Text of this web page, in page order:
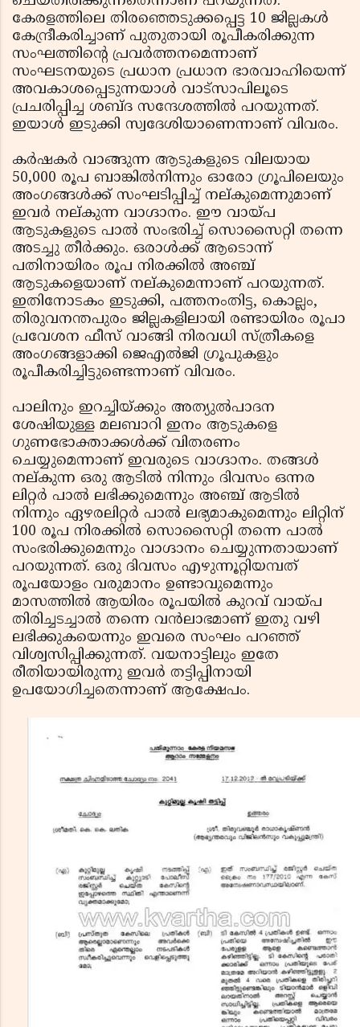
കേരളത്തിലെ തിരഞ്ഞെടുക്കപ്പെട്ട 10 ജില്ലകള്‍
കേന്ദ്രീകരിച്ചാണ് പുതുതായി രൂപീകരിക്കുന്ന
സംഘത്തിന്റെ പ്രവര്‍ത്തനമെന്നാണ്
സംഘടനയുടെ പ്രധാന പ്രധാന ഭാരവാഹിയെന്ന്
അവകാശപ്പെടുന്നയാള്‍ വാട്‌സാപിലൂടെ
പ്രചരിപ്പിച്ച ശബ്ദ സന്ദേശത്തില്‍ പറയുന്നത്.
ഇയാള്‍ ഇടുക്കി സ്വദേശിയാണെന്നാണ് വിവരം.
കര്‍ഷകര്‍ വാങ്ങുന്ന ആടുകളുടെ വിലയായ
50,000 രൂപ ബാങ്കില്‍നിന്നും ഓരോ ഗ്രൂപിലെയും
അംഗങ്ങള്‍ക്ക് സംഘടിപ്പിച്ച് നല്കുമെന്നുമാണ്
ഇവര്‍ നല്കുന്ന വാഗ്ദാനം. ഈ വായ്പ
ആടുകളുടെ പാല്‍ സംഭരിച്ച് സൊസൈറ്റി തന്നെ
അടച്ചു തീര്‍ക്കും. ഒരാള്‍ക്ക് ആടൊന്ന്
പതിനായിരം രൂപ നിരക്കില്‍ അഞ്ച്
ആടുകളെയാണ് നല്കുമെന്നാണ് പറയുന്നത്.
ഇതിനോടകം ഇടുക്കി, പത്തനംതിട്ട, കൊല്ലം,
തിരുവനന്തപുരം ജില്ലകളിലായി രണ്ടായിരം രൂപാ
പ്രവേശന ഫീസ് വാങ്ങി നിരവധി സ്ത്രീകളെ
അംഗങ്ങളാക്കി ജെഎല്‍ജി ഗ്രൂപുകളും
രൂപീകരിച്ചിട്ടുണ്ടെന്നാണ് വിവരം.
പാലിനും ഇറച്ചിയ്ക്കും അത്യുല്‍പാദന
ശേഷിയുള്ള മലബാറി ഇനം ആടുകളെ
ഗുണഭോക്താക്കള്‍ക്ക് വിതരണം
ചെയ്യുമെന്നാണ് ഇവരുടെ വാഗ്ദാനം. തങ്ങള്‍
നല്കുന്ന ഒരു ആടില്‍ നിന്നും ദിവസം ഒന്നര
ലിറ്റര്‍ പാല്‍ ലഭിക്കുമെന്നും അഞ്ച് ആടില്‍
നിന്നും ഏഴരലിറ്റര്‍ പാല്‍ ലഭ്യമാകുമെന്നും ലിറ്റിന്
100 രൂപ നിരക്കില്‍ സൊസൈറ്റി തന്നെ പാല്‍
സംഭരിക്കുമെന്നും വാഗ്ദാനം ചെയ്യുന്നതായാണ്
പറയുന്നത്. ഒരു ദിവസം എഴുന്നൂറ്റിയമ്പത്
രൂപയോളം വരുമാനം ഉണ്ടാവുമെന്നും
മാസത്തില്‍ ആയിരം രൂപയില്‍ കുറവ് വായ്പ
തിരിച്ചടച്ചാല്‍ തന്നെ വന്‍ലാഭമാണ് ഇതു വഴി
ലഭിക്കുകയെന്നും ഇവരെ സംഘം പറഞ്ഞ്
വിശ്വസിപ്പിക്കുന്നത്. വയനാട്ടിലും ഇതേ
രീതിയായിരുന്നു ഇവര്‍ തട്ടിപ്പിനായി
ഉപയോഗിച്ചതെന്നാണ് ആക്ഷേപം.